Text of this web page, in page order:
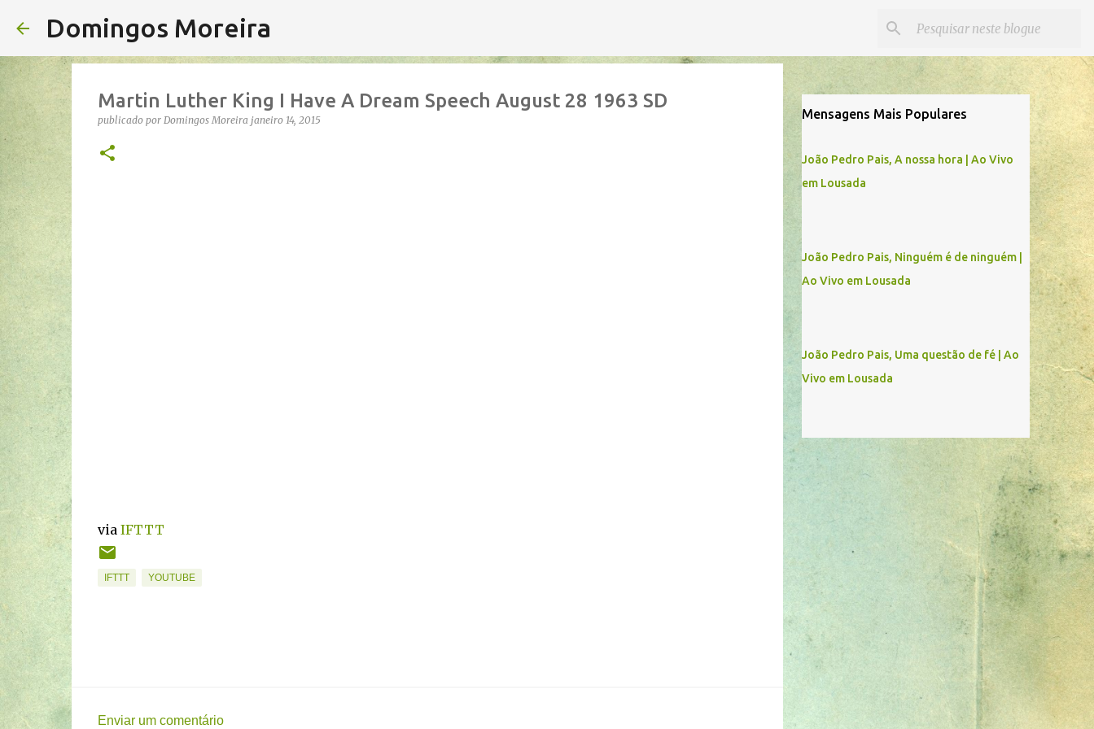
Domingos Moreira
Martin Luther King I Have A Dream Speech August 28 1963 SD
publicado por Domingos Moreira janeiro 14, 2015
via IFTTT
IFTTT YOUTUBE
Enviar um comentário
Mensagens Mais Populares
João Pedro Pais, A nossa hora | Ao Vivo
em Lousada
João Pedro Pais, Ninguém é de ninguém |
Ao Vivo em Lousada
João Pedro Pais, Uma questão de fé | Ao
Vivo em Lousada